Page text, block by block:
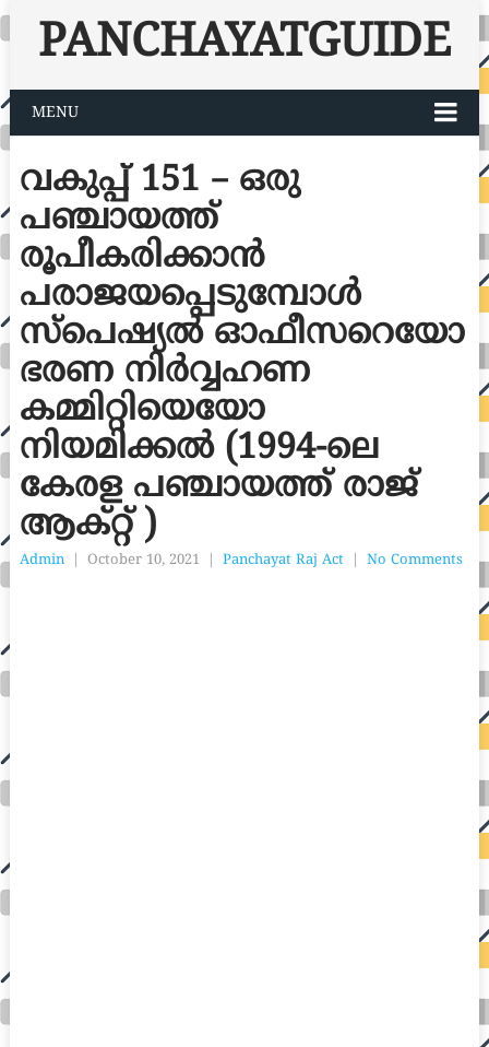
PANCHAYATGUIDE
MENU
വകുപ്പ് 151 – ഒരു
പഞ്ചായത്ത്
രൂപീകരിക്കാൻ
പരാജയപ്പെടുമ്പോൾ
സ്പെഷ്യൽ ഓഫീസറെയോ
ഭരണ നിർവ്വഹണ
കമ്മിറ്റിയെയോ
നിയമിക്കൽ (1994-ലെ
കേരള പഞ്ചായത്ത് രാജ്
ആക്റ്റ് )
Admin October 10, 2021 Panchayat Raj Act No Comments